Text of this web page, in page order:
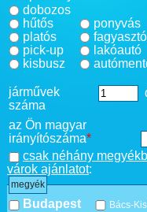
dobozos
hűtős
platós
pick-up
kisbusz
ponyvás
lakóautó
járművek
száma
az Ön magyar
irányítószáma*
csak néhány
várok ajánlatot:
megyék
Budapest
Bács-